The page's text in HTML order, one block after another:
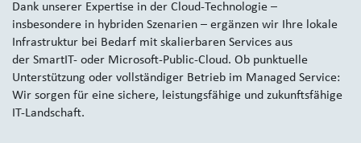
Dank unserer Expertise in der Cloud-Technologie –
insbesondere in hybriden Szenarien – ergänzen wir Ihre lokale
Infrastruktur bei Bedarf mit skalierbaren Services aus
der SmartIT- oder Microsoft-Public-Cloud. Ob punktuelle
Unterstützung oder vollständiger Betrieb im Managed Service:
Wir sorgen für eine sichere, leistungsfähige und zukunftsfähige
IT-Landschaft.